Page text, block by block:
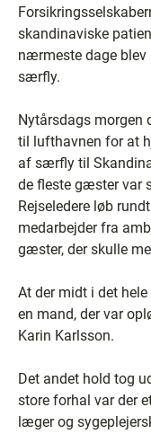
skandinaviske
nærmeste dage blev
særfly.
Nytårsdags morgen
til lufthavnen for at
af særfly til
de fleste gæster var
Rejseledere løb
medarbejder fra
gæster, der skulle
At der midt i det
en mand, der var
Karin Karlsson.
Det andet hold tog
store forhal var der
læger og